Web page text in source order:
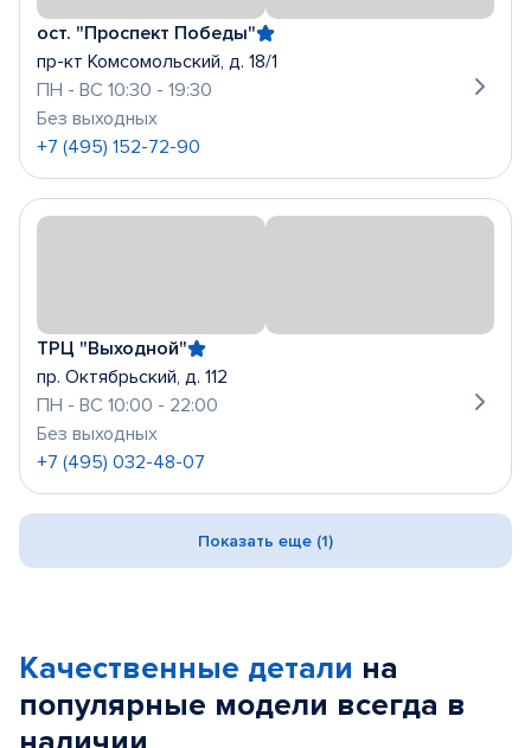
ост. "Проспект Победы"
пр-кт Комсомольский, д. 18/1
ПН - ВС 10:30 - 19:30
Без выходных
+7 (495) 152-72-90
ТРЦ "Выходной"
пр. Октябрьский, д. 112
ПН - ВС 10:00 - 22:00
Без выходных
+7 (495) 032-48-07
Показать еще (1)
Качественные детали на
популярные модели всегда в